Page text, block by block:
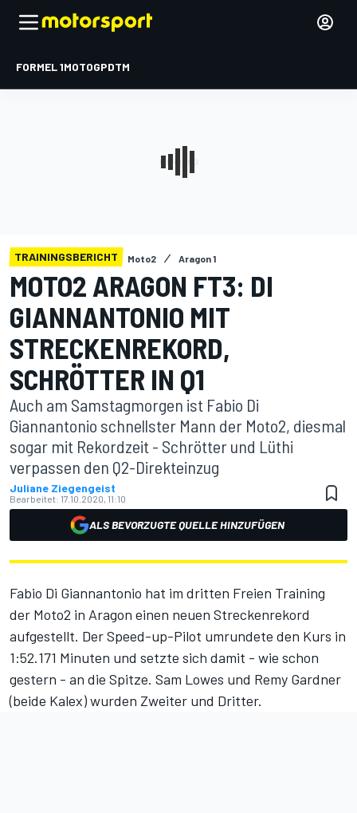
FORMEL 1MOTOGPDTM
TRAININGSBERICHT Moto2 Aragon 1
MOTO2 ARAGON FT3: DI
GIANNANTONIO MIT
STRECKENREKORD,
SCHRÖTTER IN Q1
Auch am Samstagmorgen ist Fabio Di
Giannantonio schnellster Mann der Moto2, diesmal
sogar mit Rekordzeit - Schrötter und Lüthi
verpassen den Q2-Direkteinzug
Juliane Ziegengeist
Bearbeitet: 17.10.2020, 11:10
ALS BEVORZUGTE QUELLE HINZUFÜGEN
Fabio Di Giannantonio hat im dritten Freien Training
der Moto2 in Aragon einen neuen Streckenrekord
aufgestellt. Der Speed-up-Pilot umrundete den Kurs in
1:52.171 Minuten und setzte sich damit - wie schon
gestern - an die Spitze. Sam Lowes und Remy Gardner
(beide Kalex) wurden Zweiter und Dritter.